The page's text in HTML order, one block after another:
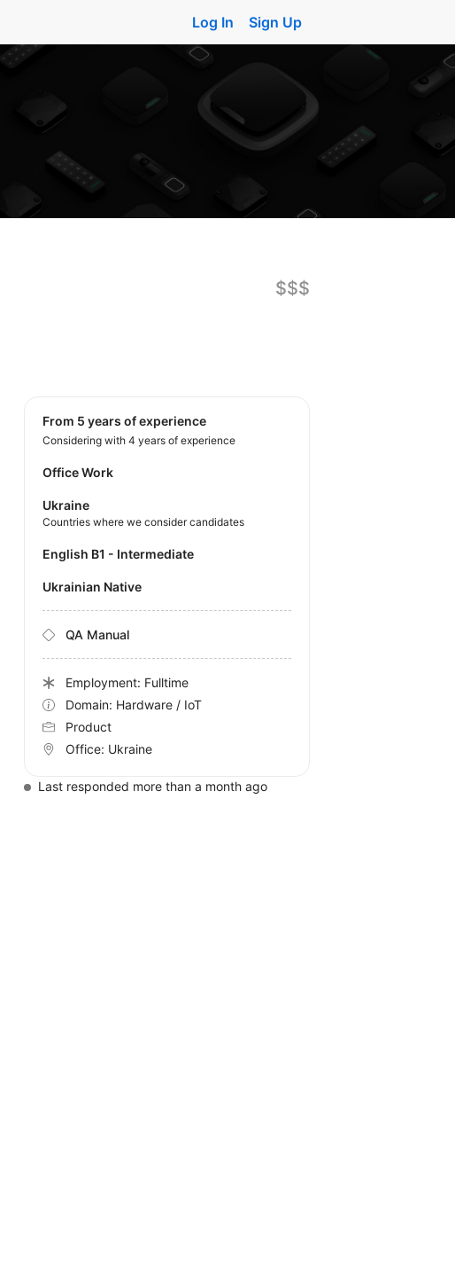
Log In Sign Up
$$$
from 5 years of experience
Considering with 4 years of experience
Office Work
Ukraine
Countries where we consider candidates
English B1 - Intermediate
Ukrainian Native
QA Manual
Employment: Fulltime
Domain: Hardware / IoT
Product
Office: Ukraine
Last responded more than a month ago